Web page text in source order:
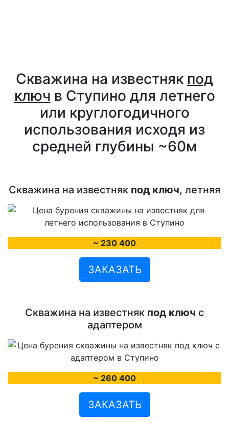
Скважина на известняк под
ключ в Ступино для летнего
или круглогодичного
использования исходя из
средней глубины ~60м
Скважина на известняк под ключ, летняя
~ 230 400
ЗАКАЗАТЬ
Скважина на известняк под ключ с
адаптером
~ 260 400
ЗАКАЗАТЬ